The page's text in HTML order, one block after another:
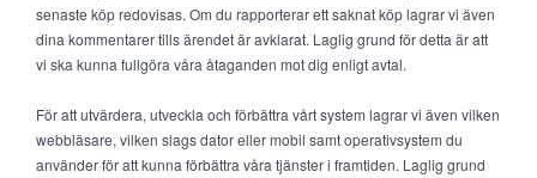
senaste köp redovisas. Om du rapporterar ett saknat köp lagrar vi även
dina kommentarer tills ärendet är avklarat. Laglig grund för detta är att
vi ska kunna fullgöra våra åtaganden mot dig enligt avtal.
För att utvärdera, utveckla och förbättra vårt system lagrar vi även vilken
webbläsare, vilken slags dator eller mobil samt operativsystem du
använder för att kunna förbättra våra tjänster i framtiden. Laglig grund